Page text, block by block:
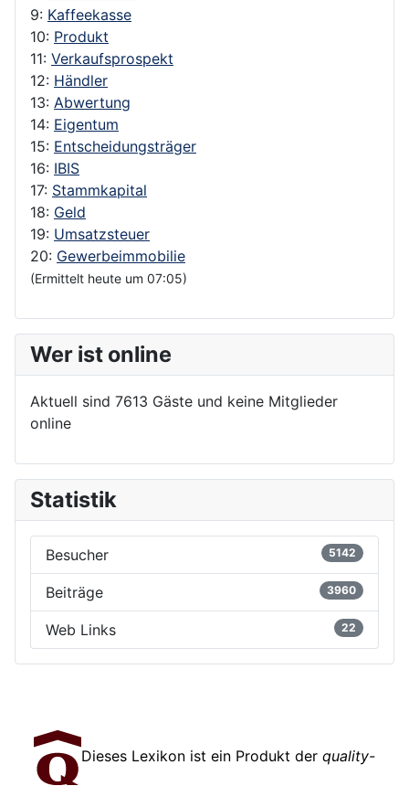
9: Kaffeekasse
10: Produkt
11: Verkaufsprospekt
12: Händler
13: Abwertung
14: Eigentum
15: Entscheidungsträger
16: IBIS
17: Stammkapital
18: Geld
19: Umsatzsteuer
20: Gewerbeimmobilie
(Ermittelt heute um 07:05)
Wer ist online
Aktuell sind 7613 Gäste und keine Mitglieder
online
Statistik
Besucher 5142
Beiträge 3960
Web Links 22
Dieses Lexikon ist ein Produkt der quality-